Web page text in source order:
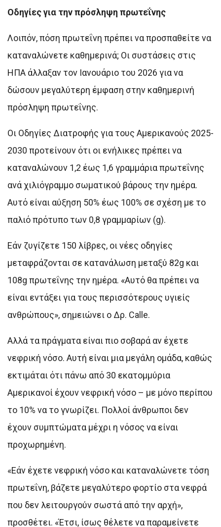
Οδηγίες για την πρόσληψη πρωτεΐνης
Λοιπόν, πόση πρωτεΐνη πρέπει να προσπαθείτε να
καταναλώνετε καθημερινά; Οι συστάσεις στις
ΗΠΑ άλλαξαν τον Ιανουάριο του 2026 για να
δώσουν μεγαλύτερη έμφαση στην καθημερινή
πρόσληψη πρωτεΐνης.
Οι Οδηγίες Διατροφής για τους Αμερικανούς 2025-
2030 προτείνουν ότι οι ενήλικες πρέπει να
καταναλώνουν 1,2 έως 1,6 γραμμάρια πρωτεΐνης
ανά χιλιόγραμμο σωματικού βάρους την ημέρα.
Αυτό είναι αύξηση 50% έως 100% σε σχέση με το
παλιό πρότυπο των 0,8 γραμμαρίων (g).
Εάν ζυγίζετε 150 λίβρες, οι νέες οδηγίες
μεταφράζονται σε κατανάλωση μεταξύ 82g και
108g πρωτεΐνης την ημέρα. «Αυτό θα πρέπει να
είναι εντάξει για τους περισσότερους υγιείς
ανθρώπους», σημειώνει ο Δρ. Calle.
Αλλά τα πράγματα είναι πιο σοβαρά αν έχετε
νεφρική νόσο. Αυτή είναι μια μεγάλη ομάδα, καθώς
εκτιμάται ότι πάνω από 30 εκατομμύρια
Αμερικανοί έχουν νεφρική νόσο – με μόνο περίπου
το 10% να το γνωρίζει. Πολλοί άνθρωποι δεν
έχουν συμπτώματα μέχρι η νόσος να είναι
προχωρημένη.
«Εάν έχετε νεφρική νόσο και καταναλώνετε τόση
πρωτεΐνη, βάζετε μεγαλύτερο φορτίο στα νεφρά
που δεν λειτουργούν σωστά από την αρχή»,
προσθέτει. «Έτσι, ίσως θέλετε να παραμείνετε